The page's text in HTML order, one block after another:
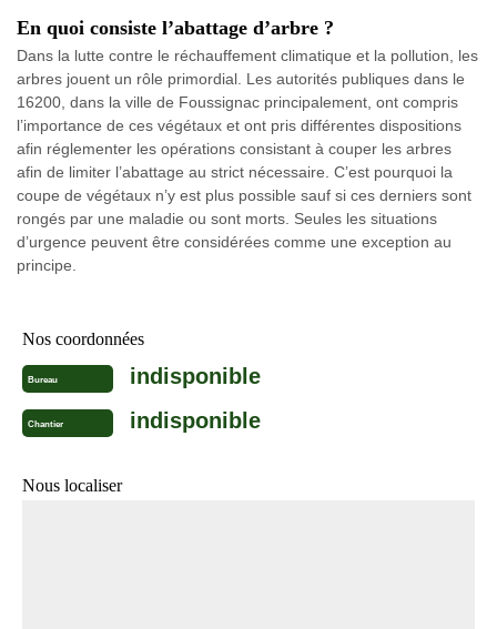
En quoi consiste l’abattage d’arbre ?
Dans la lutte contre le réchauffement climatique et la pollution, les
arbres jouent un rôle primordial. Les autorités publiques dans le
16200, dans la ville de Foussignac principalement, ont compris
l’importance de ces végétaux et ont pris différentes dispositions
afin réglementer les opérations consistant à couper les arbres
afin de limiter l’abattage au strict nécessaire. C’est pourquoi la
coupe de végétaux n’y est plus possible sauf si ces derniers sont
rongés par une maladie ou sont morts. Seules les situations
d’urgence peuvent être considérées comme une exception au
principe.
Nos coordonnées
Bureau indisponible
Chantier indisponible
Nous localiser